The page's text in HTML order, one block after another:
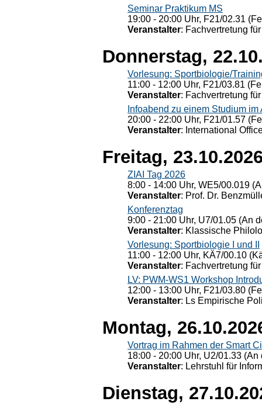
Seminar Praktikum MS
19:00 - 20:00 Uhr, F21/02.31
Veranstalter: Fachvertretung
Donnerstag,
Vorlesung: Sportbiologie/
11:00 - 12:00 Uhr, F21/03.81
Veranstalter: Fachvertretung
Infoabend zu einem Studium im
20:00 - 22:00 Uhr, F21/01.57
Veranstalter: International
Freitag,
ZIAI Tag 2026
8:00 - 14:00 Uhr, WE5/00.019
Veranstalter: Prof. Dr.
Konferenztag
9:00 - 21:00 Uhr, U7/01.05 (An
Veranstalter: Klassische
Vorlesung: Sportbiologie I und II
11:00 - 12:00 Uhr, KÄ7/00.10
Veranstalter: Fachvertretung
LV: PWM-WS1 Workshop
12:00 - 13:00 Uhr, F21/03.80
Veranstalter: Ls Empirische
Montag,
Vortrag im Rahmen der Smart
18:00 - 20:00 Uhr, U2/01.33
Veranstalter: Lehrstuhl für
Dienstag,